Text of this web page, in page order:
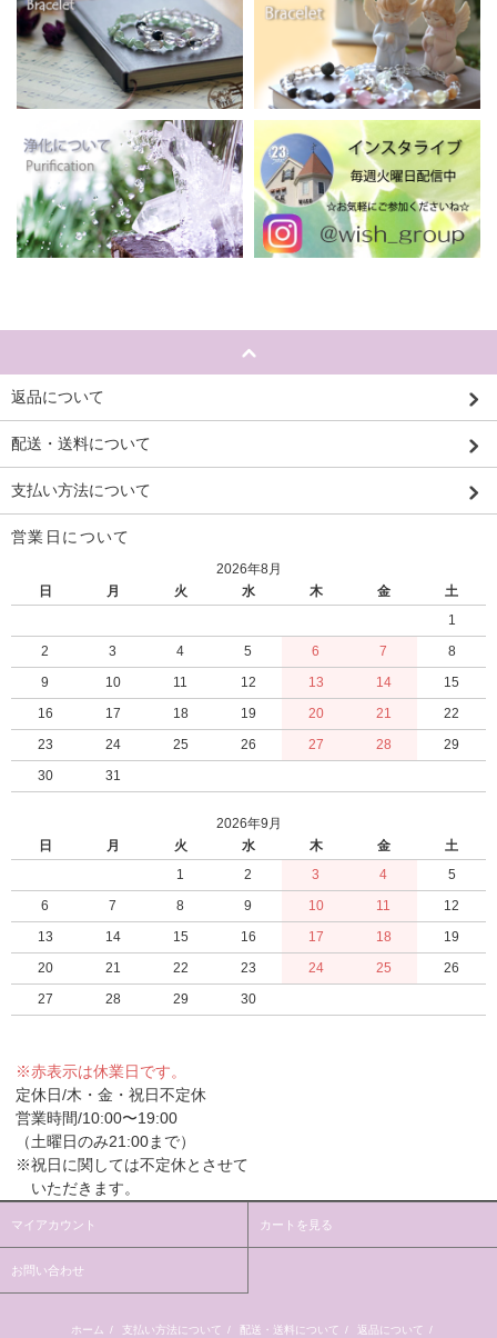
返品について
配送・送料について
支払い方法について
営業日について
2026年8月
日
月 火 水 木 金
土
1
2
3 4 5 6 7
8
9
10 11 12 13 14
15
16
17 18 19 20 21
22
23
24 25 26 27 28
29
30
31
2026年9月
日
月 火 水 木 金
土
1
2 3 4
5
6
7 8 9 10 11
12
13
14 15 16 17 18
19
20
21 22 23 24 25
26
27
28 29 30
※赤表示は休業日です。
定休日/木・金・祝日不定休
営業時間/10:00〜19:00
（土曜日のみ21:00まで）
※祝日に関しては不定休とさせて
いただきます。
マイアカウント カートを見る
お問い合わせ
ホーム / 支払い方法について / 配送・送料について / 返品について /